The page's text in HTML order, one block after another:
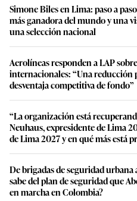
Simone Biles en Lima: paso a
más ganadora del mundo y una
una selección nacional
Aerolíneas responden a LAP
internacionales: “Una reducción
desventaja competitiva de fondo”
“La organización está
Neuhaus, expresidente de Lima
de Lima 2027 y en qué más está
De brigadas de seguridad
sabe del plan de seguridad que
en marcha en Colombia?